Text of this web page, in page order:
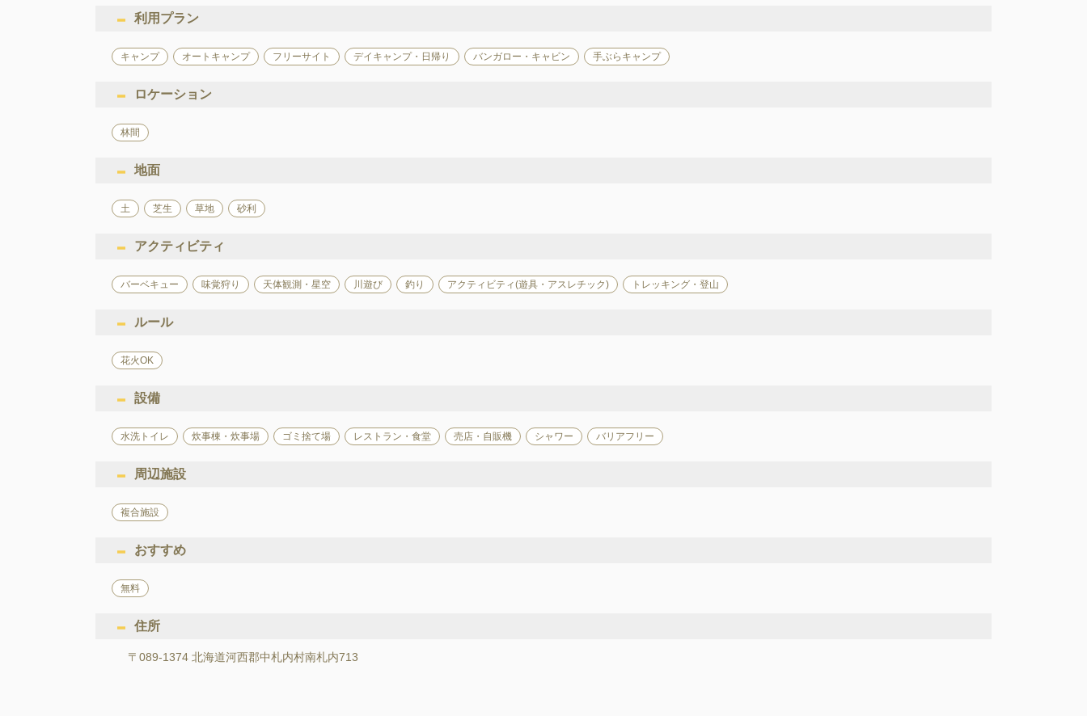
利用プラン
キャンプ オートキャンプ フリーサイト デイキャンプ・日帰り バンガロー・キャビン 手ぶらキャンプ
ロケーション
林間
地面
土 芝生 草地 砂利
アクティビティ
バーベキュー 味覚狩り 天体観測・星空 川遊び 釣り アクティビティ(遊具・アスレチック) トレッキング・登山
ルール
花火OK
設備
水洗トイレ 炊事棟・炊事場 ゴミ捨て場 レストラン・食堂 売店・自販機 シャワー バリアフリー
周辺施設
複合施設
おすすめ
無料
住所
〒089-1374 北海道河西郡中札内村南札内713